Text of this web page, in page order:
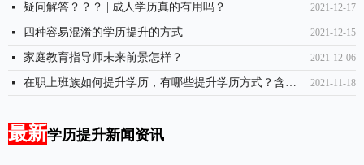
2021-12-17
넷 疑问解答？？？ | 成人学历真的有用吗？
2021-12-15
넷 四种容易混淆的学历提升的方式
2021-12-06
넷 家庭教育指导师未来前景怎样？
2021-11-18
넷 在职上班族如何提升学历，有哪些提升学历方式？含金量如何？
最新学历提升新闻资讯